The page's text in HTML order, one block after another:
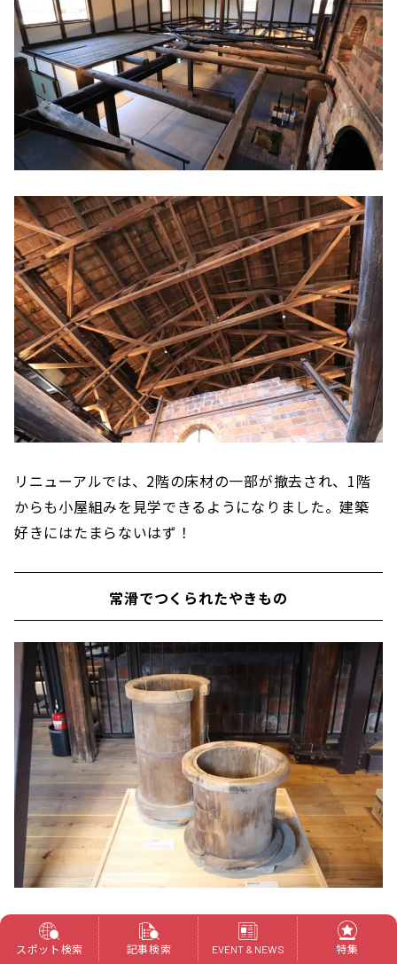
リニューアルでは、2階の床材の一部が撤去され、1階
からも小屋組みを見学できるようになりました。建築
好きにはたまらないはず！
常滑でつくられたやきもの
常滑と言えば、やきものの街！
スポット検索 記事検索 EVENT & NEWS 特集